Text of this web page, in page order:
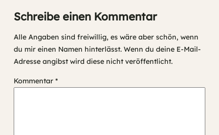
Schreibe einen Kommentar
Alle Angaben sind freiwillig, es wäre aber schön, wenn
du mir einen Namen hinterlässt. Wenn du deine E-Mail-
Adresse angibst wird diese nicht veröffentlicht.
Kommentar *